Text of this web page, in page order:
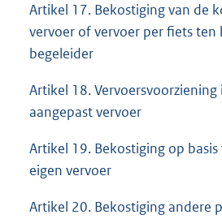
Artikel 17. Bekostiging van de
vervoer of vervoer per fiets ten
begeleider
Artikel 18.
aangepast vervoer
Artikel 19. Bekostiging op
eigen vervoer
Artikel 20. Bekostiging andere